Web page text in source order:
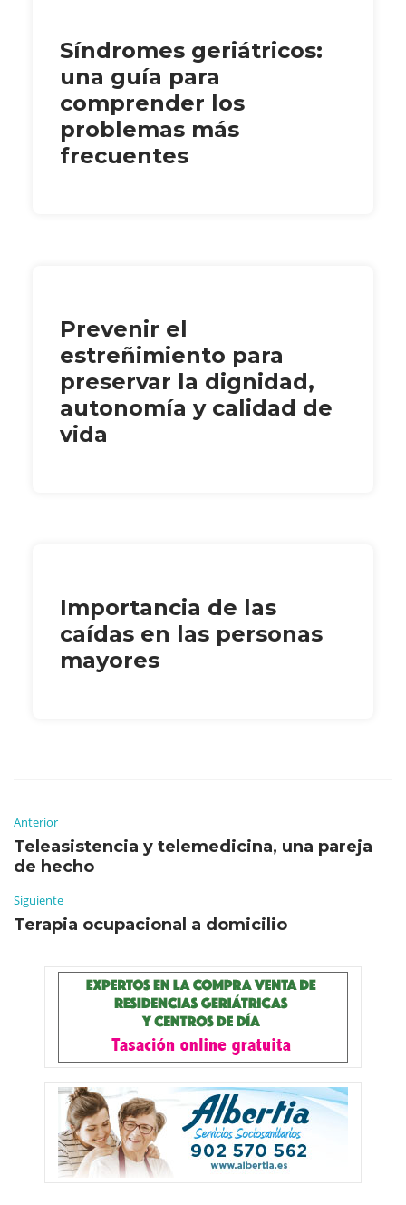
Síndromes geriátricos:
una guía para
comprender los
problemas más
frecuentes
Prevenir el
estreñimiento para
preservar la dignidad,
autonomía y calidad de
vida
Importancia de las
caídas en las personas
mayores
Anterior
Teleasistencia y telemedicina, una pareja
de hecho
Siguiente
Terapia ocupacional a domicilio